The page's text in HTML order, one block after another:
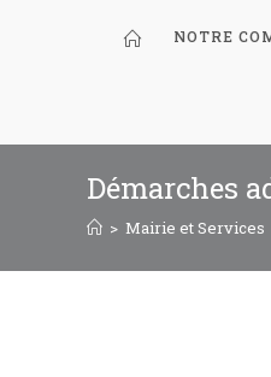
NOTRE
Démarches
> Mairie et Services